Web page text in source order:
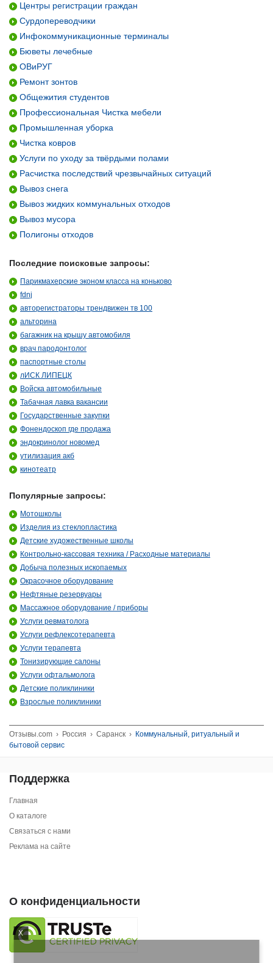
X
Центры регистрации граждан
Сурдопереводчики
Инфокоммуникационные терминалы
Бюветы лечебные
ОВиРУГ
Ремонт зонтов
Общежития студентов
Профессиональная Чистка мебели
Промышленная уборка
Чистка ковров
Услуги по уходу за твёрдыми полами
Расчистка последствий чрезвычайных ситуаций
Вывоз снега
Вывоз жидких коммунальных отходов
Вывоз мусора
Полигоны отходов
Последние поисковые запросы:
Парикмахерские эконом класса на коньково
fdnj
авторегистраторы трендвижен тв 100
альторина
багажник на крышу автомобиля
врач пародонтолог
паспортные столы
лИСК ЛИПЕЦК
Войска автомобильные
Табачная лавка вакансии
Государственные закупки
Фонендоскоп где продажа
эндокринолог новомед
утилизация акб
кинотеатр
Популярные запросы:
Мотошколы
Изделия из стеклопластика
Детские художественные школы
Контрольно-кассовая техника / Расходные материалы
Добыча полезных ископаемых
Окрасочное оборудование
Нефтяные резервуары
Массажное оборудование / приборы
Услуги ревматолога
Услуги рефлексотерапевта
Услуги терапевта
Тонизирующие салоны
Услуги офтальмолога
Детские поликлиники
Взрослые поликлиники
Отзывы.com › Россия › Саранск › Коммунальный, ритуальный и
бытовой сервис
Поддержка
Главная
О каталоге
Связаться с нами
Реклама на сайте
О конфиденциальности